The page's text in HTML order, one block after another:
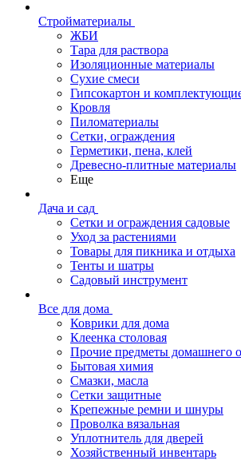
Стройматериалы
ЖБИ
Тара для раствора
Изоляционные материалы
Сухие смеси
Гипсокартон и
Кровля
Пиломатериалы
Сетки, ограждения
Герметики, пена, клей
Древесно-плитные материалы
Еще
Дача и сад
Сетки и ограждения садовые
Уход за растениями
Товары для пикника и отдыха
Тенты и шатры
Садовый инструмент
Все для дома
Коврики для дома
Клеенка столовая
Прочие предметы домашнего
Бытовая химия
Смазки, масла
Сетки защитные
Крепежные ремни и шнуры
Проволка вязальная
Уплотнитель для дверей
Хозяйственный инвентарь